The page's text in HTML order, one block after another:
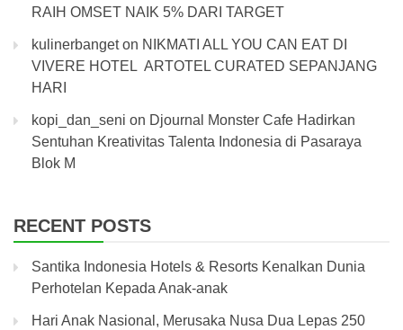
RAIH OMSET NAIK 5% DARI TARGET
kulinerbangeton NIKMATI ALL YOU CAN EAT DI
VIVERE HOTEL ARTOTEL CURATED SEPANJANG
HARI
kopi_dan_seni on Djournal Monster Cafe Hadirkan
Sentuhan Kreativitas Talenta Indonesia di Pasaraya
Blok M
RECENT POSTS
Santika Indonesia Hotels & Resorts Kenalkan Dunia
Perhotelan Kepada Anak-anak
Hari Anak Nasional, Merusaka Nusa Dua Lepas 250